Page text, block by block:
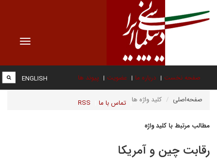
Toggle
صفحه نخست درباره ما عضویت پیوند ها
تماس با ما RSS
ENGLISH
صفحه‌اصلی کلید واژه ها
مطالب مرتبط با کلید واژه
رقابت چین و آمریکا